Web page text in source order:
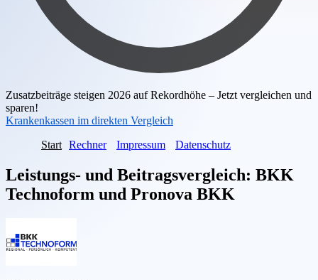
Zusatzbeiträge steigen 2026 auf Rekordhöhe – Jetzt vergleichen und
sparen!
Krankenkassen im direkten Vergleich
Start Rechner Impressum Datenschutz
Leistungs- und Beitragsvergleich: BKK
Technoform und Pronova BKK